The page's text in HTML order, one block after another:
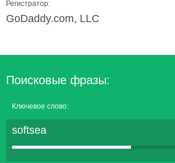
Регистратор:
GoDaddy.com, LLC
Поисковые фразы:
Ключевое слово:
softsea